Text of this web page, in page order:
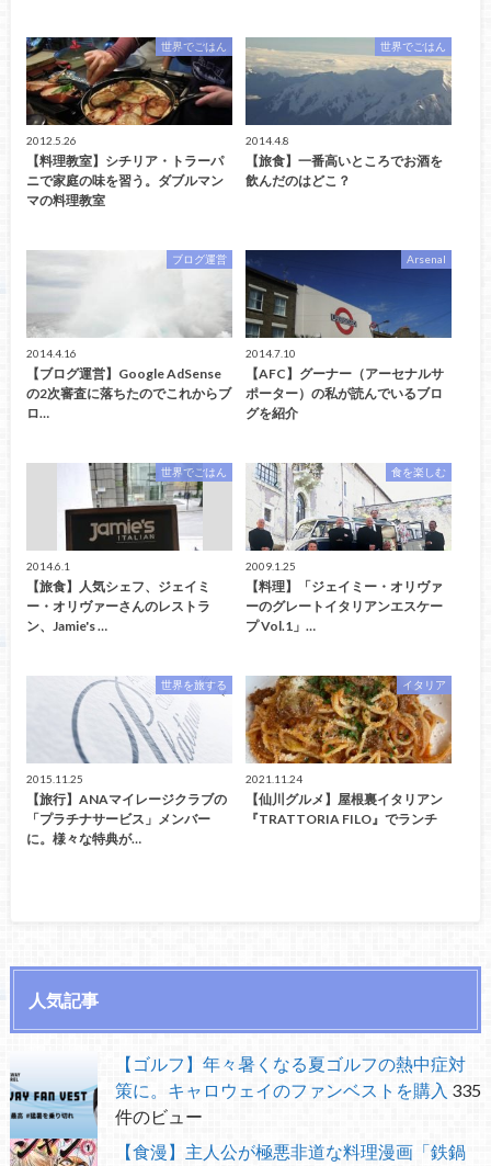
世界でごはん
2012.5.26
【料理教室】シチリア・トラーパ
ニで家庭の味を習う。ダブルマン
マの料理教室
世界でごはん
2014.4.8
【旅食】一番高いところでお酒を
飲んだのはどこ？
ブログ運営
2014.4.16
【ブログ運営】Google AdSense
の2次審査に落ちたのでこれからブ
ロ…
Arsenal
2014.7.10
【AFC】グーナー（アーセナルサ
ポーター）の私が読んでいるブロ
グを紹介
世界でごはん
2014.6.1
【旅食】人気シェフ、ジェイミ
ー・オリヴァーさんのレストラ
ン、Jamie's …
食を楽しむ
2009.1.25
【料理】「ジェイミー・オリヴァ
ーのグレートイタリアンエスケー
プ Vol.1」…
世界を旅する
2015.11.25
【旅行】ANAマイレージクラブの
「プラチナサービス」メンバー
に。様々な特典が…
イタリア
2021.11.24
【仙川グルメ】屋根裏イタリアン
『TRATTORIA FILO』でランチ
人気記事
【ゴルフ】年々暑くなる夏ゴルフの熱中症対
策に。キャロウェイのファンベストを購入 335
件のビュー
【食漫】主人公が極悪非道な料理漫画「鉄鍋